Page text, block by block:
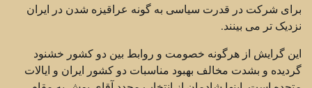
برای شرکت در قدرت سیاسی به گونه عراقیزه شدن در ایران
نزدیک تر می بینند.
این گرایش از هرگونه خصومت و روابط بین دو کشور خشنود
گردیده و بشدت مخالف بهبود مناسبات دو کشور ایران و ایالات